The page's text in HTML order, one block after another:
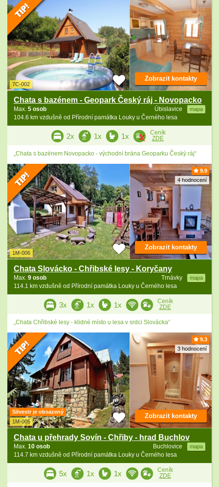
7C-002
Chata s bazénem - Geopark Český ráj - Novopacko
Úbislavice mapa
Max. 5 osob
104.6 km vzdušně od Přírodní památka Louky u Černého lesa
Zobrazit kontakty
2x 1x 1x
Ceník
ZDE
„Chata s bazénem Novopacko - východní brána Geoparku Český ráj“
9.9
4 hodnocení
1M-006
Chata Slovácko - Chřibské lesy - Koryčany
Trnávky mapa
Max. 9 osob
114.1 km vzdušně od Přírodní památka Louky u Černého lesa
Zobrazit kontakty
3x 1x 1x
Ceník
ZDE
„Chata Chřibské lesy - klidné místo u lesa v srdci Slovácka“
9.3
3 hodnocení
Silvestr je obsazený
1M-005
Chata u přehrady Sovín - Chřiby - hrad Buchlov
Buchlovice mapa
Max. 10 osob
114.7 km vzdušně od Přírodní památka Louky u Černého lesa
Zobrazit kontakty
5x 1x 1x
Ceník
ZDE